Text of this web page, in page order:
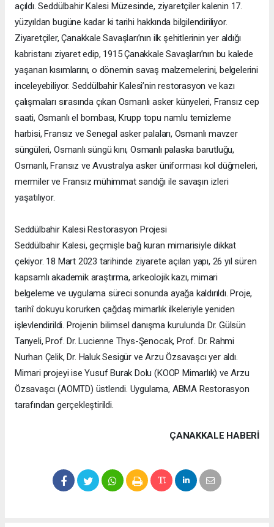
açıldı. Seddülbahir Kalesi Müzesinde, ziyaretçiler kalenin 17.
yüzyıldan bugüne kadar ki tarihi hakkında bilgilendiriliyor.
Ziyaretçiler, Çanakkale Savaşları’nın ilk şehitlerinin yer aldığı
kabristanı ziyaret edip, 1915 Çanakkale Savaşları’nın bu kalede
yaşanan kısımlarını, o dönemin savaş malzemelerini, belgelerini
inceleyebiliyor. Seddülbahir Kalesi’nin restorasyon ve kazı
çalışmaları sırasında çıkan Osmanlı asker künyeleri, Fransız cep
saati, Osmanlı el bombası, Krupp topu namlu temizleme
harbisi, Fransız ve Senegal asker palaları, Osmanlı mavzer
süngüleri, Osmanlı süngü kını, Osmanlı palaska barutluğu,
Osmanlı, Fransız ve Avustralya asker üniforması kol düğmeleri,
mermiler ve Fransız mühimmat sandığı ile savaşın izleri
yaşatılıyor.
Seddülbahir Kalesi Restorasyon Projesi
Seddülbahir Kalesi, geçmişle bağ kuran mimarisiyle dikkat
çekiyor. 18 Mart 2023 tarihinde ziyarete açılan yapı, 26 yıl süren
kapsamlı akademik araştırma, arkeolojik kazı, mimari
belgeleme ve uygulama süreci sonunda ayağa kaldırıldı. Proje,
tarihî dokuyu korurken çağdaş mimarlık ilkeleriyle yeniden
işlevlendirildi. Projenin bilimsel danışma kurulunda Dr. Gülsün
Tanyeli, Prof. Dr. Lucienne Thys-Şenocak, Prof. Dr. Rahmi
Nurhan Çelik, Dr. Haluk Sesigür ve Arzu Özsavaşcı yer aldı.
Mimari projeyi ise Yusuf Burak Dolu (KOOP Mimarlık) ve Arzu
Özsavaşcı (AOMTD) üstlendi. Uygulama, ABMA Restorasyon
tarafından gerçekleştirildi.
ÇANAKKALE HABERİ